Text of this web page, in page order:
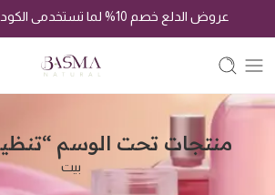
عروض الدلع خصم 10% لما تستخدمى الكود BASMAOFF10
منتجات تحت الوسم
بيت